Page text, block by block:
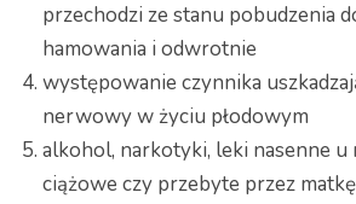
przechodzi ze stanu pobudzenia
hamowania i odwrotnie
występowanie czynnika
nerwowy w życiu płodowym
alkohol, narkotyki, leki nasenne u
ciążowe czy przebyte przez